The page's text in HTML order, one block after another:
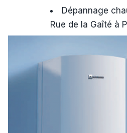
Dépannage
Rue de la Gaîté à